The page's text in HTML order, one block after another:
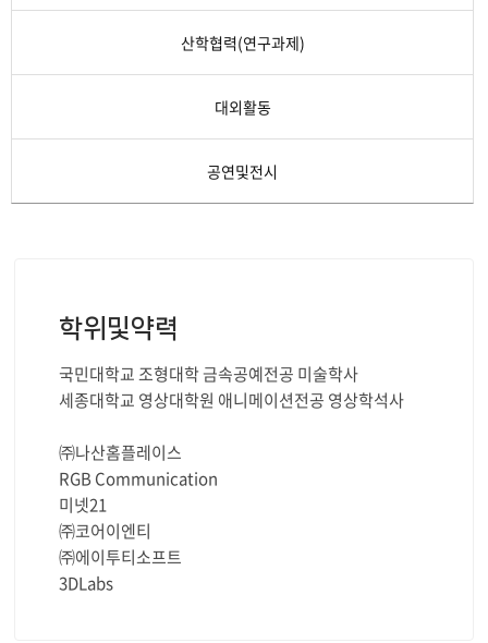
산학협력(연구과제)
대외활동
공연및전시
학위및약력
국민대학교 조형대학 금속공예전공 미술학사
세종대학교 영상대학원 애니메이션전공 영상학석사
㈜나산홈플레이스
RGB Communication
미넷21
㈜코어이엔티
㈜에이투티소프트
3DLabs